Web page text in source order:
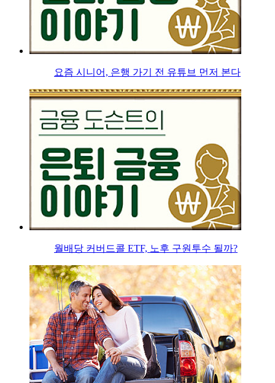
요즘 시니어, 은행 가기 전 유튜브 먼저 본다
월배당 커버드콜 ETF, 노후 구원투수 될까?